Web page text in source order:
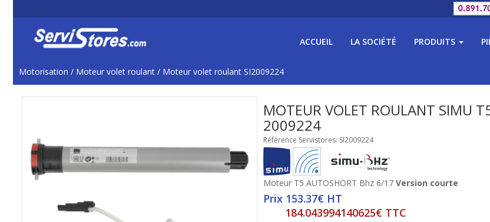
ACCUEIL LA SOCIÉTÉ PRODUITS
Motorisation / Moteur volet roulant / Moteur volet roulant SI2009224
MOTEUR VOLET ROULANT SIMU
2009224
Référence Servistores: SI2009224
Moteur T5 AUTOSHORT Bhz 6/17 Version courte
Prix 153.37€ HT
184.043994140625€ TTC